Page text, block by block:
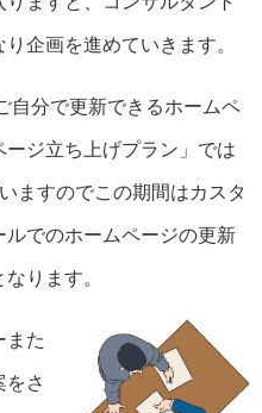
企画を進めていきます。
自分で更新できるホームペ
ジ立ち上げプラン」では
ますのでこの期間はカスタ
でのホームページの更新
ります。
また
をさ